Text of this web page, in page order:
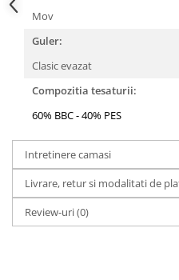
Mov
Guler:
Clasic evazat
Compozitia tesaturii:
60% BBC - 40% PES
Intretinere camasi
Livrare, retur si modalitati de
Review-uri(0)